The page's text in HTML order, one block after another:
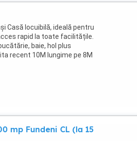
Casă locuibilă, ideală pentru
rapid la toate facilitățile.
baie, hol plus
recent 10M lungime pe 8M
mp Fundeni CL (la 15